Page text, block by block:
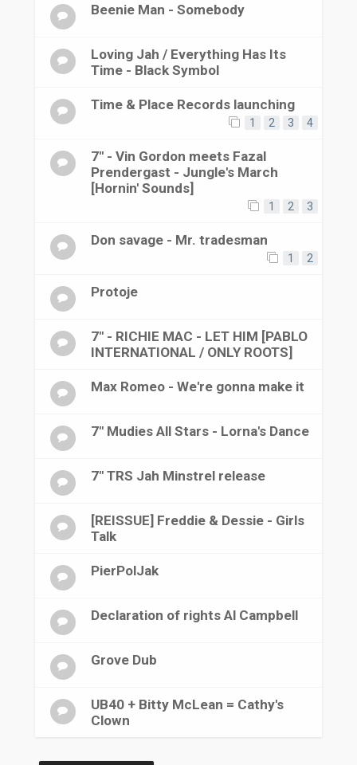
Beenie Man - Somebody
Loving Jah / Everything Has Its
Time - Black Symbol
Time & Place Records launching
1 2 3 4
7'' - Vin Gordon meets Fazal
Prendergast - Jungle's March
[Hornin' Sounds]
1 2 3
Don savage - Mr. tradesman
1 2
Protoje
7" - RICHIE MAC - LET HIM [PABLO
INTERNATIONAL / ONLY ROOTS]
Max Romeo - We're gonna make it
7" Mudies All Stars - Lorna's Dance
7" TRS Jah Minstrel release
[REISSUE] Freddie & Dessie - Girls
Talk
PierPolJak
Declaration of rights Al Campbell
Grove Dub
UB40 + Bitty McLean = Cathy's
Clown